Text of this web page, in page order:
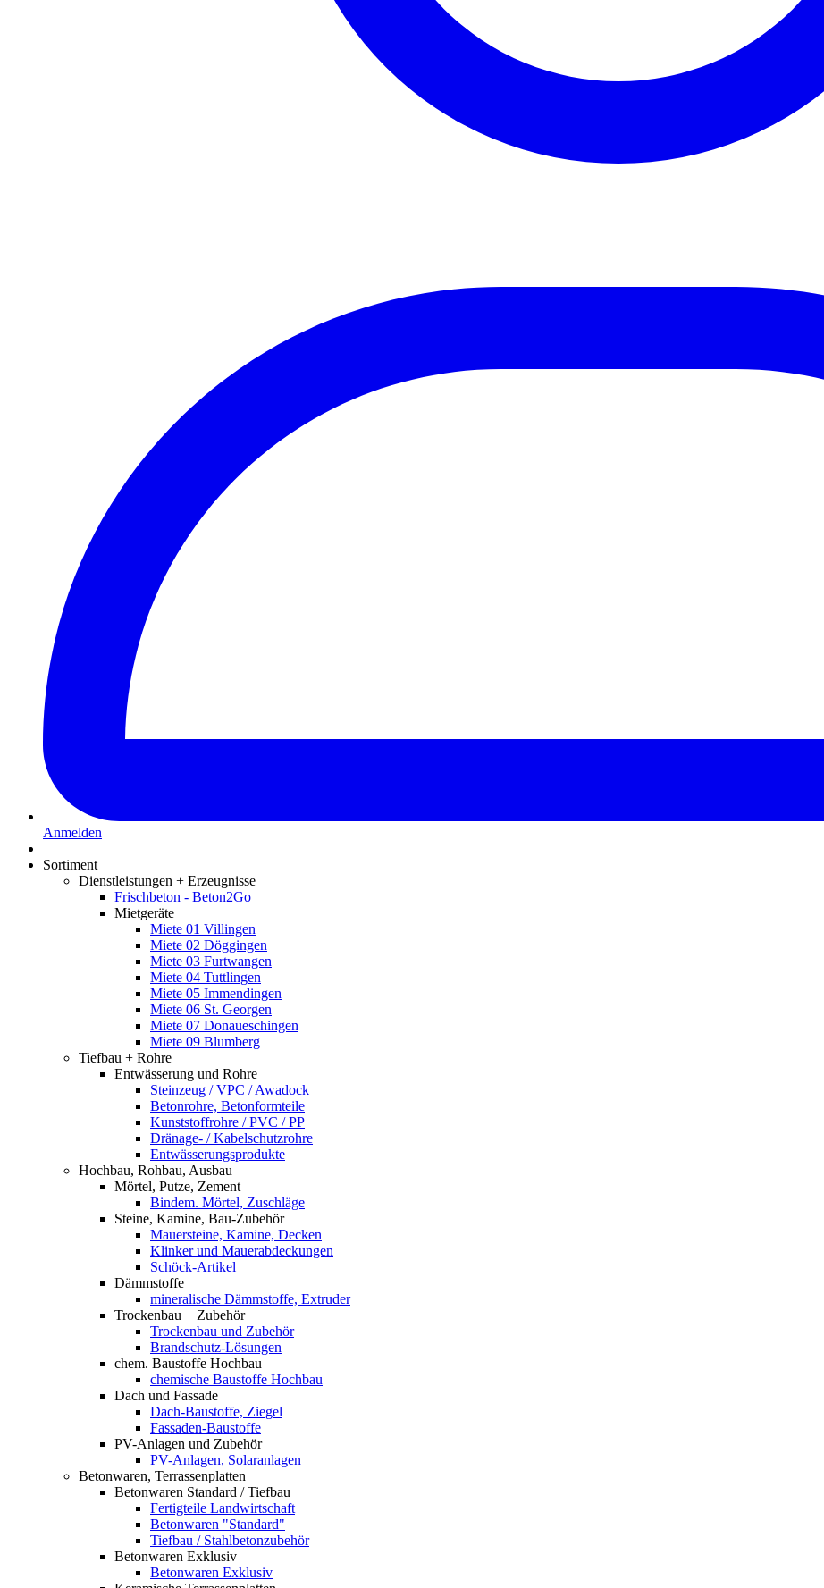
Anmelden
Sortiment
Dienstleistungen + Erzeugnisse
Frischbeton - Beton2Go
Mietgeräte
Miete 01 Villingen
Miete 02 Döggingen
Miete 03 Furtwangen
Miete 04 Tuttlingen
Miete 05 Immendingen
Miete 06 St. Georgen
Miete 07 Donaueschingen
Miete 09 Blumberg
Tiefbau + Rohre
Entwässerung und Rohre
Steinzeug / VPC / Awadock
Betonrohre, Betonformteile
Kunststoffrohre / PVC / PP
Dränage- / Kabelschutzrohre
Entwässerungsprodukte
Hochbau, Rohbau, Ausbau
Mörtel, Putze, Zement
Bindem. Mörtel, Zuschläge
Steine, Kamine, Bau-Zubehör
Mauersteine, Kamine, Decken
Klinker und Mauerabdeckungen
Schöck-Artikel
Dämmstoffe
mineralische Dämmstoffe, Extruder
Trockenbau + Zubehör
Trockenbau und Zubehör
Brandschutz-Lösungen
chem. Baustoffe Hochbau
chemische Baustoffe Hochbau
Dach und Fassade
Dach-Baustoffe, Ziegel
Fassaden-Baustoffe
PV-Anlagen und Zubehör
PV-Anlagen, Solaranlagen
Betonwaren, Terrassenplatten
Betonwaren Standard / Tiefbau
Fertigteile Landwirtschaft
Betonwaren "Standard"
Tiefbau / Stahlbetonzubehör
Betonwaren Exklusiv
Betonwaren Exklusiv